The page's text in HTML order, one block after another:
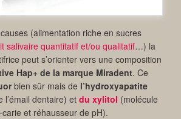
(alimentation riche en sucres
salivaire quantitatif et/ou qualitatif…) la
peut s’orienter vers une composition
Hap+ de la marque Miradent. Ce
bien sûr mais de l’hydroxyapatite
l’émail dentaire) et du xylitol (molécule
et réhausseur de pH).